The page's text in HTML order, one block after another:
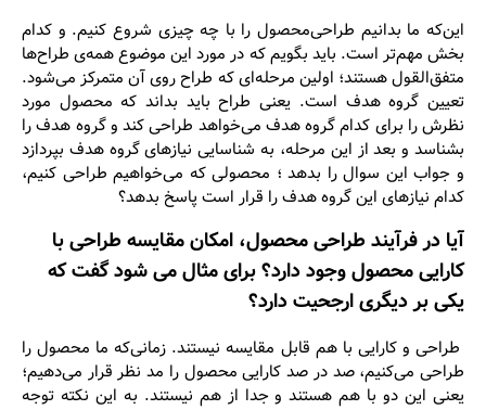
این‌که ما بدانیم طراحی‌محصول را با چه چیزی شروع کنیم. و کدام
بخش مهم‌تر است. باید بگویم که در مورد این موضوع همه‌ی طراح‌ها
متفق‌القول هستند؛ اولین مرحله‌ای که طراح روی آن متمرکز می‌شود.
تعیین گروه هدف است. یعنی طراح باید بداند که محصول مورد
نظرش را برای کدام گروه هدف می‌خواهد طراحی کند و گروه هدف را
بشناسد و بعد از این مرحله، به شناسایی نیازهای گروه هدف بپردازد
و جواب این سوال را بدهد ؛ محصولی که می‌خواهیم طراحی کنیم،
کدام نیازهای این گروه هدف را قرار است پاسخ بدهد؟
آیا در فرآیند طراحی محصول، امکان مقایسه‌ طراحی با
کارایی محصول وجود دارد؟ برای مثال می‌ شود گفت که
یکی بر دیگری ارجحیت دارد؟
طراحی و کارایی با هم قابل مقایسه نیستند. زمانی‌که ما محصول را
طراحی می‌کنیم، صد در صد کارایی محصول را مد نظر قرار می‌دهیم؛
یعنی این دو با هم هستند و جدا از هم نیستند. به این نکته توجه